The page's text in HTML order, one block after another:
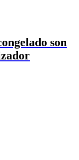
son